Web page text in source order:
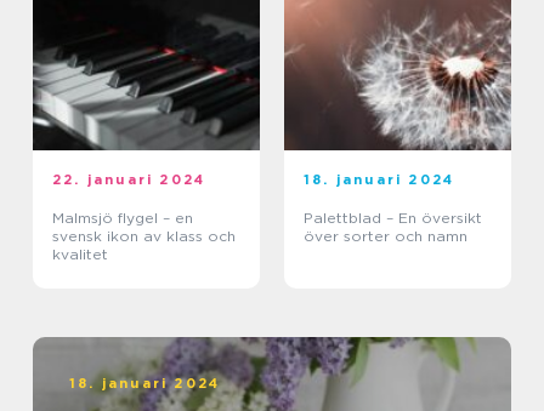
22. januari 2024
Malmsjö flygel – en
svensk ikon av klass och
kvalitet
18. januari 2024
Palettblad – En översikt
över sorter och namn
18. januari 2024